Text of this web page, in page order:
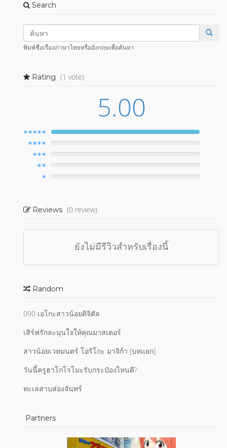
Search
พิมพ์ชื่อเรื่องภาษาไทยหรืออังกฤษเพื่อค้นหา
Rating (1 vote)
5.00
Reviews (0 review)
ยังไม่มีรีวิวสำหรับเรื่องนี้
Random
090 เอโกะสาวน้อยดิจิตัล
เสิร์ฟรักละมุนใจให้คุณมาสเตอร์
สาวน้อยเวทมนตร์ โอริโกะ มาจิก้า [บทแยก]
วันนี้ครูฮาโกโรโมะรับกระป๋องไหนดี?
ทะเลสาบส่องจันทร์
Partners